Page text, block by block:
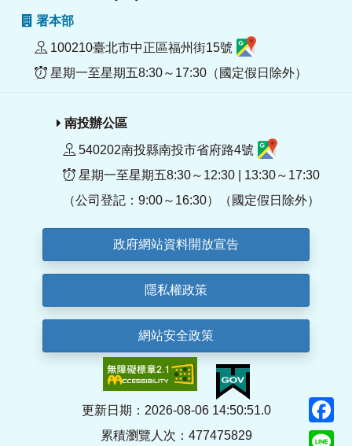
署本部
100210臺北市中正區福州街15號
星期一至星期五8:30～17:30（國定假日除外）
南投辦公區
540202南投縣南投市省府路4號
星期一至星期五8:30～12:30 | 13:30～17:30
（公司登記：9:00～16:30）（國定假日除外）
政府網站資料開放宣告
隱私權政策
網站安全政策
更新日期：2026-08-06 14:50:51.0
累積瀏覽人次：477475829